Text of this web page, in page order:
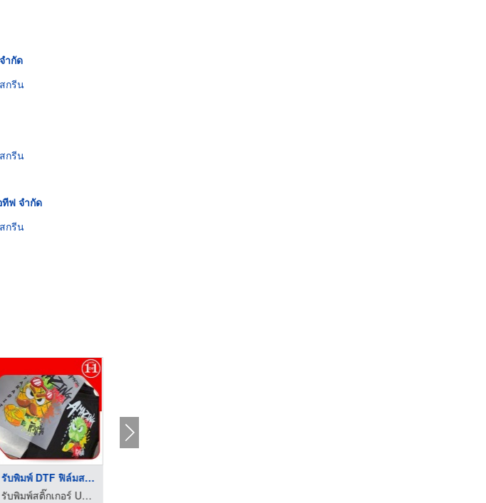
ำกัด
กรีน
กรีน
ทีฟ จำกัด
กรีน
รับพิมพ์ DTF ฟิล์มสก ...
รับพิมพ์สติ๊กเกอร์ UV DTF ติดวัสดุผิวเรียบ สกรีนเสื้อรีดร้อน